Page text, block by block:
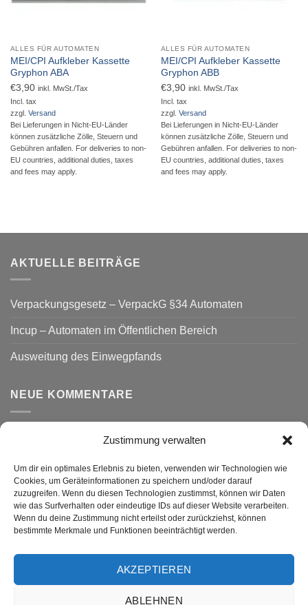
Zustimmung verwalten
Um dir ein optimales Erlebnis zu bieten, verwenden wir Technologien wie
Cookies, um Geräteinformationen zu speichern und/oder darauf
zuzugreifen. Wenn du diesen Technologien zustimmst, können wir Daten
wie das Surfverhalten oder eindeutige IDs auf dieser Website verarbeiten.
Wenn du deine Zustimmung nicht erteilst oder zurückziehst, können
bestimmte Merkmale und Funktionen beeinträchtigt werden.
AKZEPTIEREN
ABLEHNEN
ALLES FÜR AUTOMATEN
MEI/CPI Aufkleber Kassette
Gryphon ABA
€3,90 inkl. MwSt./Tax
Incl. tax
zzgl. Versand
Bei Lieferungen in Nicht-EU-Länder
können zusätzliche Zölle, Steuern und
Gebühren anfallen. For deliveries to non-
EU countries, additional duties, taxes
and fees may apply.
ALLES FÜR AUTOMATEN
MEI/CPI Aufkleber Kassette
Gryphon ABB
€3,90 inkl. MwSt./Tax
Incl. tax
zzgl. Versand
Bei Lieferungen in Nicht-EU-Länder
können zusätzliche Zölle, Steuern und
Gebühren anfallen. For deliveries to non-
EU countries, additional duties, taxes
and fees may apply.
AKTUELLE BEITRÄGE
Verpackungsgesetz – VerpackG §34 Automaten
Incup – Automaten im Öffentlichen Bereich
Ausweitung des Einwegpfands
NEUE KOMMENTARE
PayPal MasterCard
WIDERRUF